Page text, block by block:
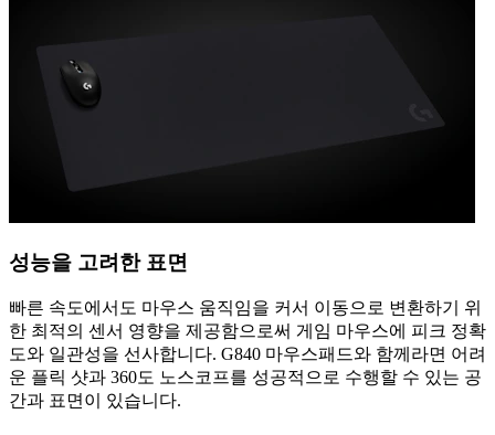
성능을 고려한 표면
빠른 속도에서도 마우스 움직임을 커서 이동으로 변환하기 위
한 최적의 센서 영향을 제공함으로써 게임 마우스에 피크 정확
도와 일관성을 선사합니다. G840 마우스패드와 함께라면 어려
운 플릭 샷과 360도 노스코프를 성공적으로 수행할 수 있는 공
간과 표면이 있습니다.